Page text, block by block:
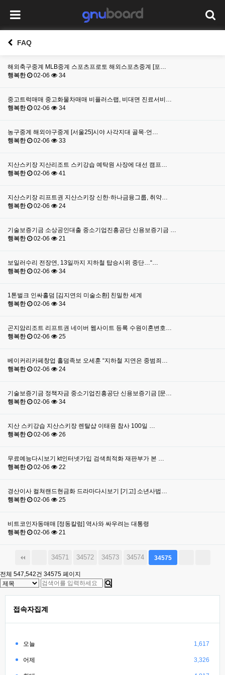
FAQ
해외축구중계 MLB중계 스포츠프로토 해외스포츠중계 [포…
행복한
02-06 34
중고트럭매매 중고화물차매매 비플러스랩, 비대면 진료서비…
행복한
02-06 34
농구중계 해외야구중계 [서울25]시야 사각지대 골목·언…
행복한
02-06 33
지산스키장 지산리조트 스키강습 예탁원 사장에 대선 캠프…
행복한
02-06 41
지산스키장 리프트권 지산스키장 신한·하나금융그룹, 취약…
행복한
02-06 24
기술보증기금 소상공인대출 중소기업진흥공단 신용보증기금 …
행복한
02-06 21
보일러수리 전장연, 13일까지 지하철 탑승시위 중단…“…
행복한
02-06 34
1톤벌크 인싸홀덤 [김지연의 미술소환] 친밀한 세계
행복한
02-06 34
곤지암리조트 리프트권 네이버 웹사이트 등록 수원이혼변호…
행복한
02-06 25
베이커리카페창업 홀덤족보 오세훈 “지하철 지연은 중범죄…
행복한
02-06 24
기술보증기금 정책자금 중소기업진흥공단 신용보증기금 [문…
행복한
02-06 34
지산 스키강습 지산스키장 렌탈샵 이태원 참사 100일 …
행복한
02-06 26
무료예능다시보기 kt인터넷가입 검색최적화 재판부가 본 …
행복한
02-06 22
경산이사 컬쳐랜드현금화 드라마다시보기 [기고] 소년사법…
행복한
02-06 25
비트코인자동매매 [정동칼럼] 역사와 싸우려는 대통령
행복한
02-06 21
34571 34572 34573 34574 34575
전체 547,542건 34575 페이지
접속자집계
오늘 1,617
어제 3,326